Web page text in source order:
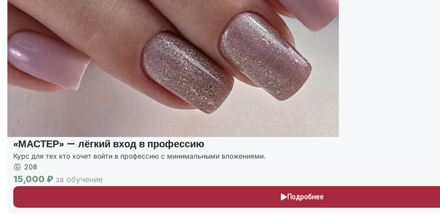
«МАСТЕР» — лёгкий вход в профессию
Курс для тех кто хочет войти в профессию с минимальными вложениями.
208
15,000 ₽ за обучение
Подробнее